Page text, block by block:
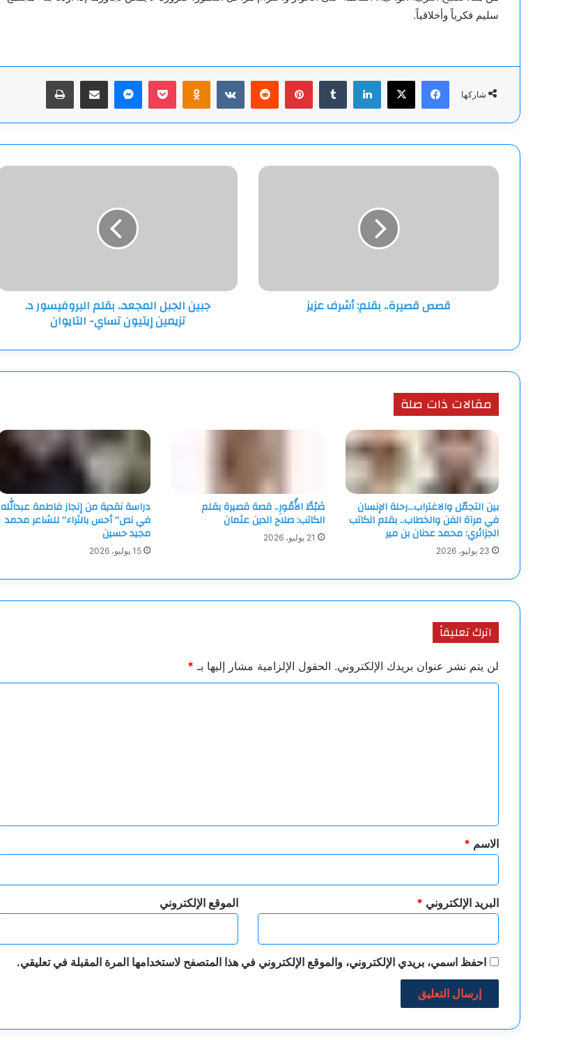
سليم فكرياً وأخلاقياً.
شاركها
فيسبوك
‫X لينكدإن بينتيريست Odnoklassniki
‫Pocketماسنجرمشاركة عبر البريد طباعة
قصص
قصص قصيرة.. بقلم: أشرف عزيز
جبين
تساي-
التايوانجبين الجبل المجعد.. بقلم البروفيسور د.
تزيمين إيتيون تساي- التايوان
مقالات ذات صلة
بين التجمّل والاغتراب…رحلة الإنسان
في مرآة الفن والخطاب.. بقلم الكاتب
الجزائري: محمد عدنان بن مير
23 يوليو، 2026
ضَبْطُ الأُمُورِ.. قصة قصيرة بقلم
الكاتب: صلاح الدين عثمان
21 يوليو، 2026
دراسة نقدية من إنجاز فاطمة عبدالله
في نص” أحس بالثراء” للشاعر محمد
مجيد حسين
15 يوليو، 2026
اترك تعليقاً
لن يتم نشر عنوان بريدك الإلكتروني. الحقول الإلزامية مشار إليها بـ *
*
الاسم *
البريد الإلكتروني * الموقع الإلكتروني
احفظ اسمي، بريدي الإلكتروني، والموقع الإلكتروني في هذا المتصفح لاستخدامها المرة المقبلة في تعليقي.